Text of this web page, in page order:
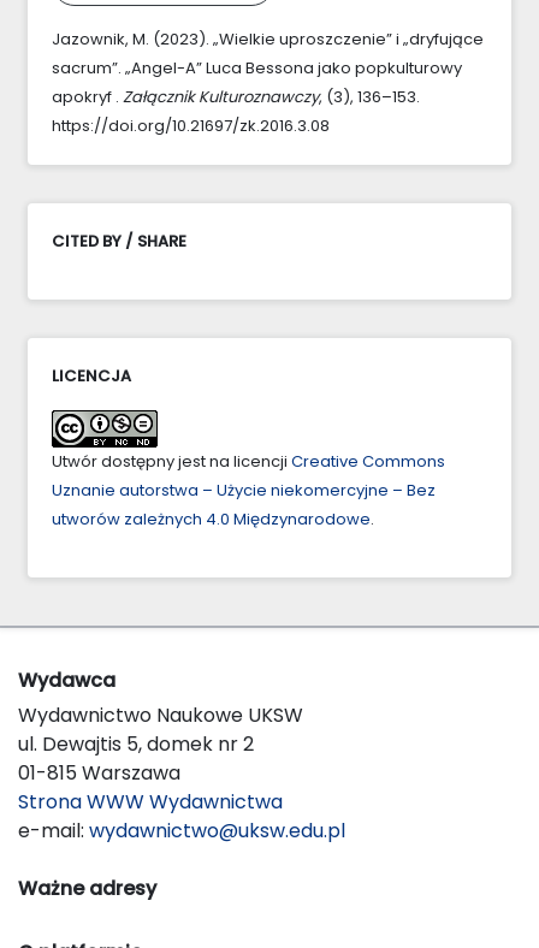
Jazownik, M. (2023). „Wielkie uproszczenie” i „dryfujące
sacrum”. „Angel-A” Luca Bessona jako popkulturowy
apokryf . Załącznik Kulturoznawczy, (3), 136–153.
https://doi.org/10.21697/zk.2016.3.08
CITED BY / SHARE
LICENCJA
Utwór dostępny jest na licencji Creative Commons
Uznanie autorstwa – Użycie niekomercyjne – Bez
utworów zależnych 4.0 Międzynarodowe.
Wydawca
Wydawnictwo Naukowe UKSW
ul. Dewajtis 5, domek nr 2
01-815 Warszawa
Strona WWW Wydawnictwa
e-mail: wydawnictwo@uksw.edu.pl
Ważne adresy